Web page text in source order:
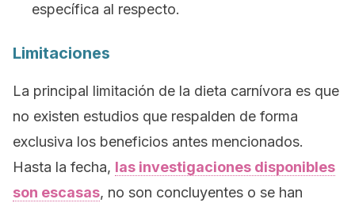
específica al respecto.
Limitaciones
La principal limitación de la dieta carnívora es que
no existen estudios que respalden de forma
exclusiva los beneficios antes mencionados.
Hasta la fecha, las investigaciones disponibles
son escasas, no son concluyentes o se han